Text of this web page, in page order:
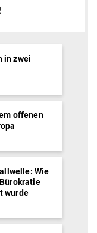
in zwei
offenen
Wie
wurde